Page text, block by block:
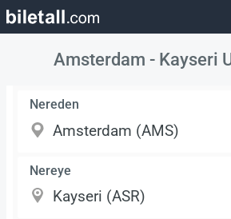
Amsterdam - Kayseri
Nereden
Nereye